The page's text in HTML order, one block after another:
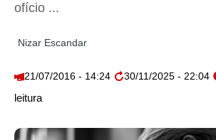
ofício ...
Nizar Escandar
21/07/2016 - 14:24 30/11/2025 - 22:04